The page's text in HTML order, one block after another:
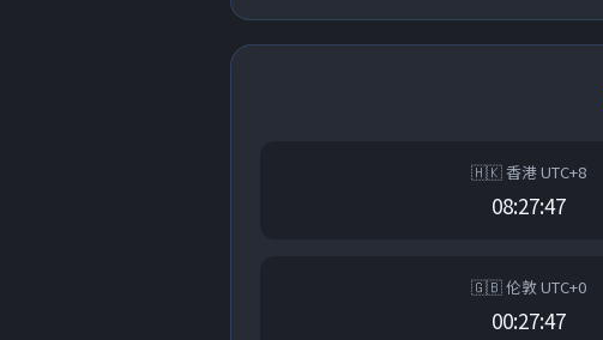
🇭🇰 香港 UTC+8
08:27:47
🇬🇧 伦敦 UTC+0
00:27:47